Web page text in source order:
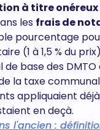
à titre onéreux
les frais de
pourcentage
(1 à 1,5 % du
de base des
la taxe
appliquaient déjà
en deçà.
l'ancien :